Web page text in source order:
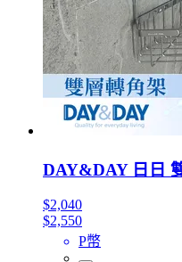
DAY&DAY 日日
$2,040
$2,550
P幣